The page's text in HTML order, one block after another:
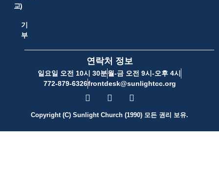
교)
기
부
연락처 정보
일요일 오전 10시 30분월-금 오전 9시-오후 4시
772-879-6326frontdesk@sunlightcc.org
Copyright (C) Sunlight Church (1990) 모든 권리 보유.